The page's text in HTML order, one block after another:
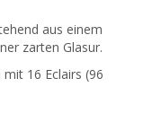
aus einem
zarten Glasur.
16 Eclairs (96